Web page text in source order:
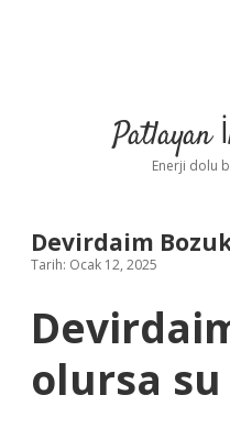
Patlayan
Enerji dolu
Devirdaim
Tarih: Ocak 12, 2025
olursa